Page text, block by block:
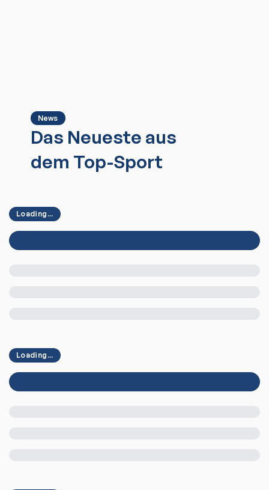
News
Das Neueste aus
dem Top-Sport
Loading...
Loading...